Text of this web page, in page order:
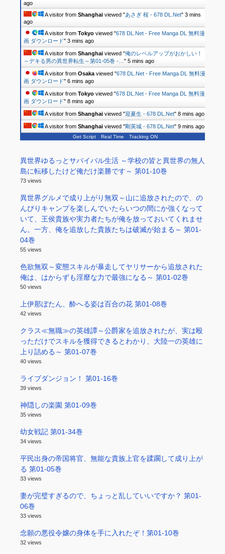
ago
A visitor from Shanghai viewed "あさぎ 桜 - 678 DL.Net" 3 mins
ago
A visitor from Tokyo viewed "678 DL.Net - Free Manga DL 無料漫
画 ダウンロード" 4 mins ago
A visitor from Shanghai viewed "俺のレベルアップがおかしい！
～デキる男の異世界転生～第01-05巻 -… " 5 mins ago
A visitor from Osaka viewed "678 DL.Net - Free Manga DL 無料漫
画 ダウンロード" 6 mins ago
A visitor from Tokyo viewed "678 DL.Net - Free Manga DL 無料漫
画 ダウンロード" 8 mins ago
A visitor from Shanghai viewed "迎夏生 - 678 DL.Net" 8 mins ago
A visitor from Shanghai viewed "剛英城 - 678 DL.Net" 9 mins ago
Get Script Real Time Tracking ON
異世界ゆるっとサバイバル生活 ～学校の皆と異世界の無人
島に転移したけど俺だけ楽勝です～ 第01-10巻
73 views
異世界グルメで成り上がり無双～山に追放されたので、の
んびりキャンプを楽しんでいたらいつの間にか強くなって
いて、王侯貴族や実力者たちが俺を放っておいてくれませ
ん。一方、俺を追放した貴族たちは破滅が始まる～ 第01-
04巻
55 views
色欲無双～変態スキルが暴走してヤリサーから追放された
俺は、はからずも淫靡な力で最強になる～ 第01-02巻
50 views
上伊那ぼたん、酔へる姿は百合の花 第01-08巻
42 views
クラス≪無職≫の英雄譚～公爵家を追放されたが、実は殴
っただけでスキルを獲得できるとわかり、大陸一の英雄に
上り詰める～ 第01-07巻
40 views
ライブダンジョン！ 第01-16巻
39 views
神隠しの楽園 第01-09巻
35 views
幼女戦記 第01-34巻
34 views
平民出身の帝国将官、無能な貴族上官を蹂躙して成り上が
る 第01-05巻
33 views
妻が完璧すぎるので、ちょっと乱していいですか？ 第01-
06巻
33 views
念願の悪役令嬢の身体を手に入れたぞ！第01-10巻
32 views